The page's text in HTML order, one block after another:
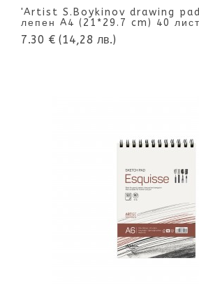
'Artist S.Boykinov drawing
лепен A4 (21*29.7 cm) 40
7.30 € (14,28 лв.)